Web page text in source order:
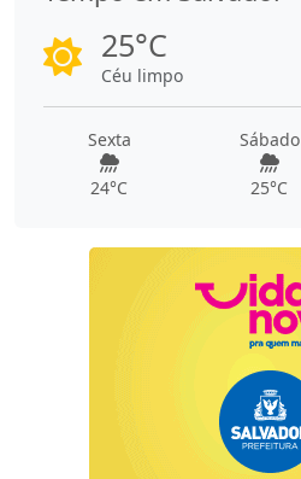
25°C
Céu limpo
Sexta
24°C
Sábado
25°C